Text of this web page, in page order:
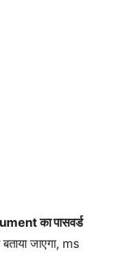
का पासवर्ड
जाएगा, ms